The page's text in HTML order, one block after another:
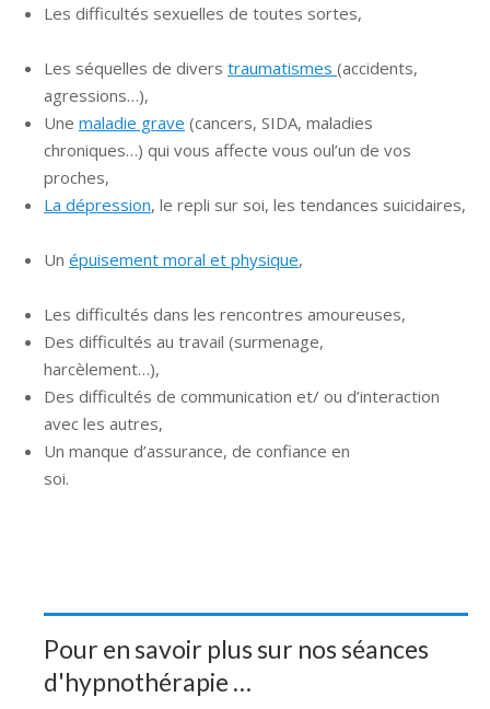
Les difficultés sexuelles de toutes sortes,
Les séquelles de divers traumatismes (accidents,
agressions…),
Une maladie grave (cancers, SIDA, maladies
chroniques…) qui vous affecte vous oul’un de vos
proches,
La dépression, le repli sur soi, les tendances suicidaires,
Un épuisement moral et physique,
Les difficultés dans les rencontres amoureuses,
Des difficultés au travail (surmenage,
harcèlement…),
Des difficultés de communication et/ ou d’interaction
avec les autres,
Un manque d’assurance, de confiance en
soi.
Pour en savoir plus sur nos séances
d'hypnothérapie …